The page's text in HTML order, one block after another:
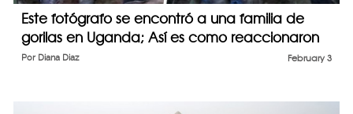
Este fotógrafo se encontró a una familia de
gorilas en Uganda; Así es como reaccionaron
February 3
Por Diana Diaz